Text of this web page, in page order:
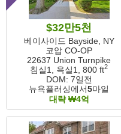
$32만5천
베이사이드 Bayside, NY
코압 CO-OP
22637 Union Turnpike
침실1, 욕실1, 800 ft2
DOM: 7일전
뉴욕플러싱에서5마일
대략 ₩4억